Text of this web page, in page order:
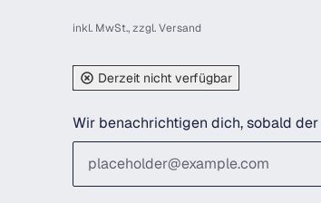
inkl. MwSt., zzgl.Versand
Derzeit nicht verfügbar
Wir benachrichtigen dich, sobald